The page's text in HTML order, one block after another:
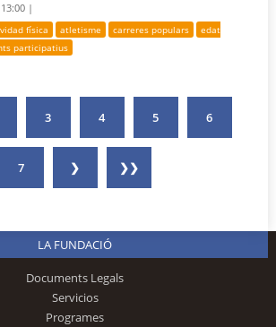
|
física atletisme carreres populars
edat
participatius
3 4 5 6
7 ❯ ❯❯
LA FUNDACIÓ
Documents Legals
Servicios
Programes